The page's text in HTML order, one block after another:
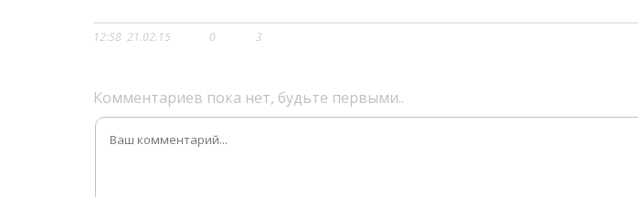
12:58 21.02.15 0 3
Комментариев пока нет, будьте первыми..